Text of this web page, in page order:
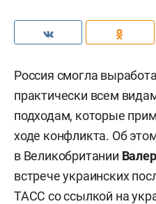
Россия смогла
практически всем
подходам, которые
ходе конфликта. Об
в Великобритании
встрече украинских
ТАСС со ссылкой на